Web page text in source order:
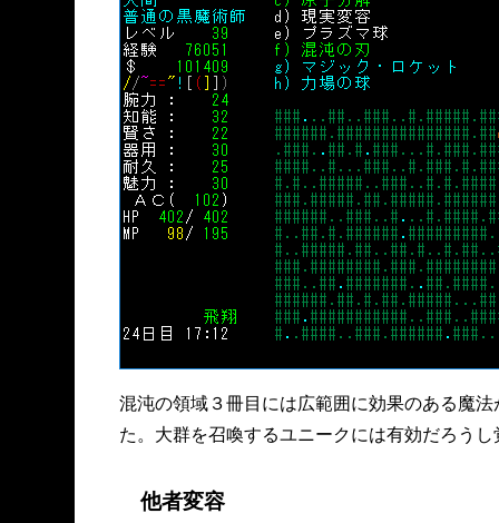
混沌の領域３冊目には広範囲に効果のある魔
た。大群を召喚するユニークには有効だろうし
他者変容